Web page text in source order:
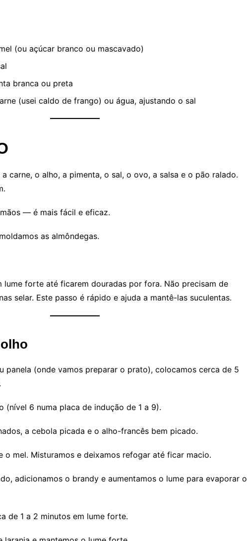
(ou açúcar branco ou mascavado)
branca ou preta
(usei caldo de frango) ou água, ajustando o sal
carne, o alho, a pimenta, o sal, o ovo, a salsa e o pão ralado.
— é mais fácil e eficaz.
as almôndegas.
lume forte até ficarem douradas por fora. Não precisam de
selar. Este passo é rápido e ajuda a mantê-las suculentas.
panela (onde vamos preparar o prato), colocamos cerca de 5
(nível 6 numa placa de indução de 1 a 9).
a cebola picada e o alho-francês bem picado.
o mel. Misturamos e deixamos refogar até ficar macio.
adicionamos o brandy e aumentamos o lume para evaporar o
de 1 a 2 minutos em lume forte.